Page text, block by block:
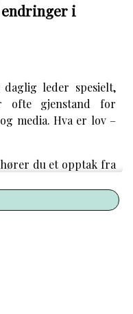
endringer i
leder spesielt,
ofte gjenstand for
media. Hva er lov –
du et opptak fra
med
Inger Sethov,
M. Heitmann,